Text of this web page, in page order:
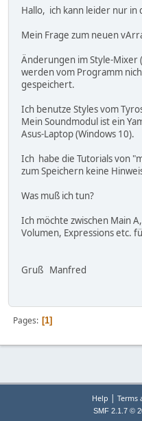
Hallo, ich kann leider nur in
Mein Frage zum neuen
Änderungen im Style-Mixer
werden vom Programm
gespeichert.
Ich benutze Styles vom
Mein Soundmodul ist ein
Asus-Laptop (Windows 10).
Ich habe die Tutorials von
zum Speichern keine
Was muß ich tun?
Ich möchte zwischen Main
Volumen, Expressions etc.
Gruß Manfred
Pages 1
Help | Terms
SMF 2.1.7 ©